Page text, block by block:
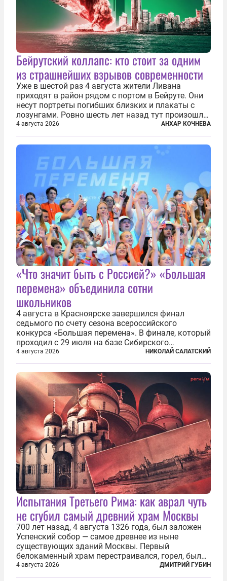
Бейрутский коллапс: кто стоит за одним
из страшнейших взрывов современности
Уже в шестой раз 4 августа жители Ливана
приходят в район рядом с портом в Бейруте. Они
несут портреты погибших близких и плакаты с
лозунгами. Ровно шесть лет назад тут произошла
одна из самых страшных техногенных катастроф
нашего времени — взрыв гигантского количества
селитры. Тогда в ливанской...
4 августа 2026 АНХАР КОЧНЕВА
«Что значит быть с Россией?» «Большая
перемена» объединила сотни
школьников
4 августа в Красноярске завершился финал
седьмого по счету сезона всероссийского
конкурса «Большая перемена». В финале, который
проходил с 29 июля на базе Сибирского
федерального университета, собрались более 800
молодых участников — школьников 5–7-х классов
со всей России и старшеклассников из-за...
4 августа 2026 НИКОЛАЙ САЛАТСКИЙ
Испытания Третьего Рима: как аврал чуть
не сгубил самый древний храм Москвы
700 лет назад, 4 августа 1326 года, был заложен
Успенский собор — самое древнее из ныне
существующих зданий Москвы. Первый
белокаменный храм перестраивался, горел, был
«чумным кладбищем» и добычей воров,
использовался не по назначению, разрушался — в
4 августа 2026 ДМИТРИЙ ГУБИН